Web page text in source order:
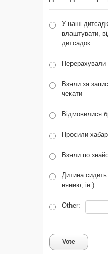
У наші
влаштувати,
дитсадок
Перерахували
Взяли за
чекати
Відмовилися
Просили хабар
Взяли по
Дитина
нянею, ін.)
Other:
Vote